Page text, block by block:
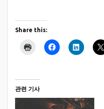
Share this:
관련 기사